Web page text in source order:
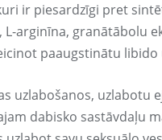
ir piesardzīgi pret
arginīna, granātābolu
paaugstinātu
uzlabošanos, uzlabotu
dabisko sastāvdaļu